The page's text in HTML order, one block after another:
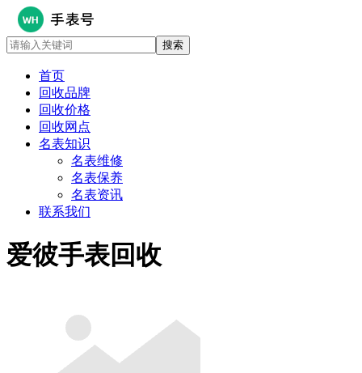
首页
回收品牌
回收价格
回收网点
名表知识
名表维修
名表保养
名表资讯
联系我们
爱彼手表回收